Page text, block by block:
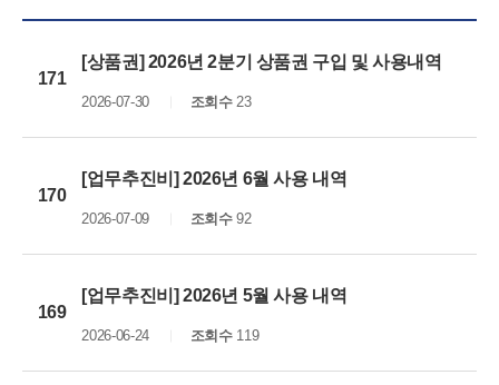
171
[상품권] 2026년 2분기 상품권 구입 및 사용내역
2026-07-30 조회수23
170
[업무추진비] 2026년 6월 사용 내역
2026-07-09 조회수92
169
[업무추진비] 2026년 5월 사용 내역
2026-06-24 조회수119